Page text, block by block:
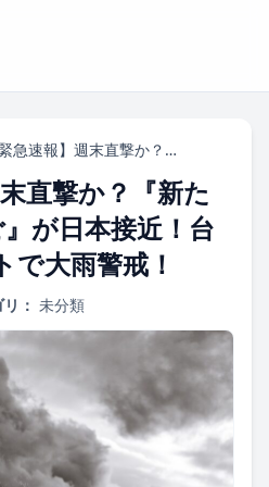
【緊急速報】週末直撃か？『新たな台風のたまご』が日本接近！台風6号類似ルートで大雨警戒！
直撃か？『新た
が日本接近！台
で大雨警戒！
： 未分類